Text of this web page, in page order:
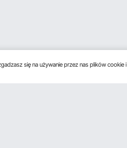
się na używanie przez nas plików cookie i